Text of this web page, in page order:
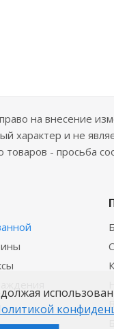
на внесение
характер и не
товаров - просьба